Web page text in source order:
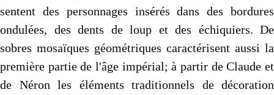
sentent des personnages insérés dans des bordures
ondu­lées, des dents de loup et des échiquiers. De
sobres mosaïques géométriques caractérisent aussi la
première partie de l'âge impérial; à partir de Claude et
de Néron les élé­ments traditionnels de décoration